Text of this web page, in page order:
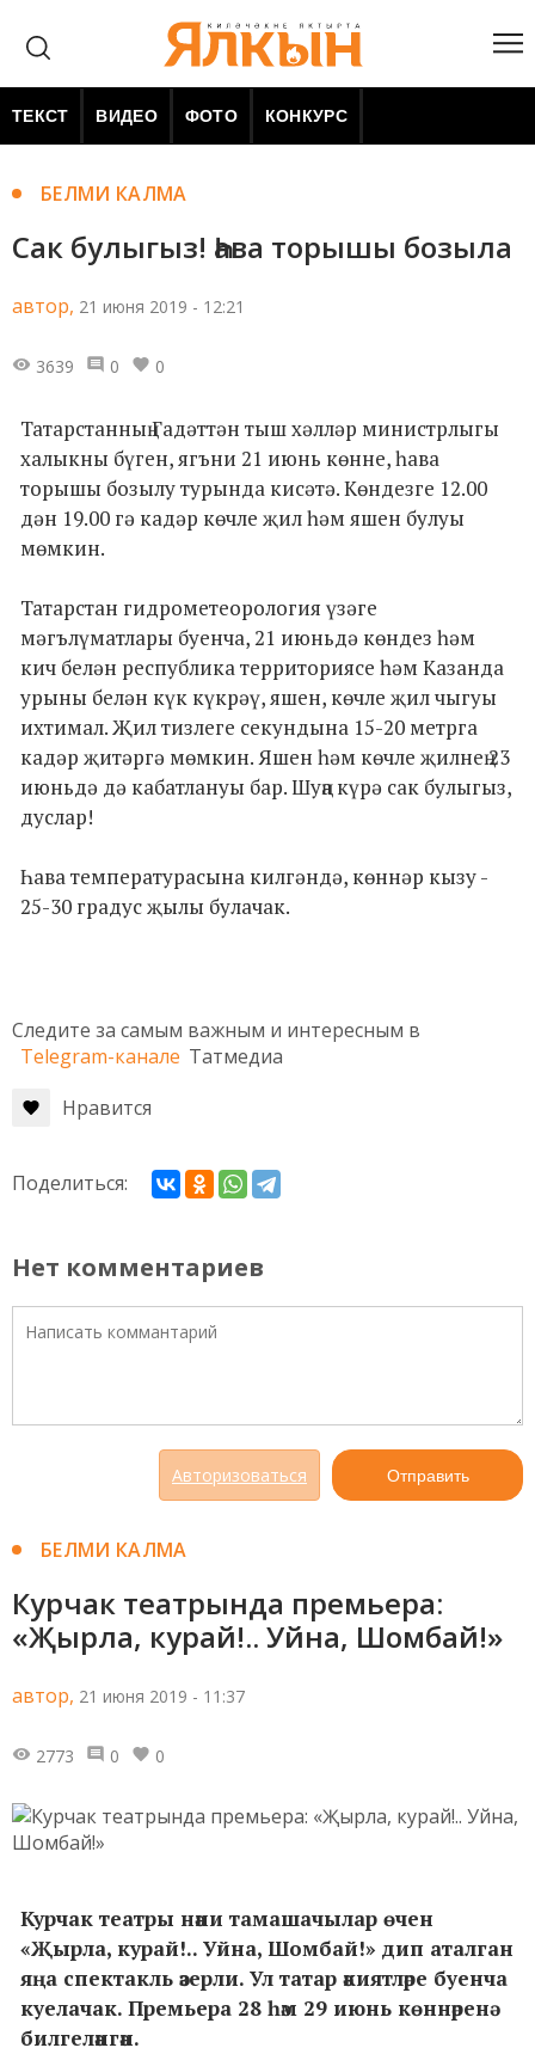
ТЕКСТ ВИДЕО ФОТО КОНКУРС
БЕЛМИ КАЛМА
Сак булыгыз! Һава торышы бозыла
автор, 21 июня 2019 - 12:21
3639 0 0
Татарстанның Гадәттән тыш хәлләр министрлыгы
халыкны бүген, ягъни 21 июнь көнне, һава
торышы бозылу турында кисәтә. Көндезге 12.00
дән 19.00 гә кадәр көчле җил һәм яшен булуы
мөмкин.
Татарстан гидрометеорология үзәге
мәгълүматлары буенча, 21 июньдә көндез һәм
кич белән республика территориясе һәм Казанда
урыны белән күк күкрәү, яшен, көчле җил чыгуы
ихтимал. Җил тизлеге секундына 15-20 метрга
кадәр җитәргә мөмкин. Яшен һәм көчле җилнең 23
июньдә дә кабатлануы бар. Шуңа күрә сак булыгыз,
дуслар!
Һава температурасына килгәндә, көннәр кызу -
25-30 градус җылы булачак.
Следите за самым важным и интересным в
Telegram-канале Татмедиа
Нравится
Поделиться:
Нет комментариев
Авторизоваться Отправить
БЕЛМИ КАЛМА
Курчак театрында премьера:
«Җырла, курай!.. Уйна, Шомбай!»
автор, 21 июня 2019 - 11:37
2773 0 0
Курчак театры нәни тамашачылар өчен
«Җырла, курай!.. Уйна, Шомбай!» дип аталган
яңа спектакль әзерли. Ул татар әкиятләре буенча
куелачак. Премьера 28 һәм 29 июнь көннәренә
билгеләнгән.